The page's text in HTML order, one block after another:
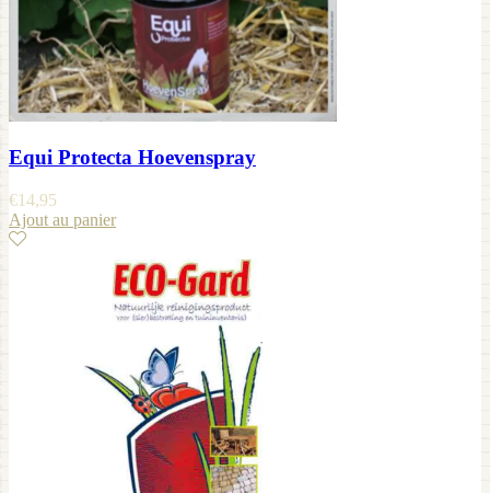
Equi Protecta Hoevenspray
€14,95
Ajout au panier